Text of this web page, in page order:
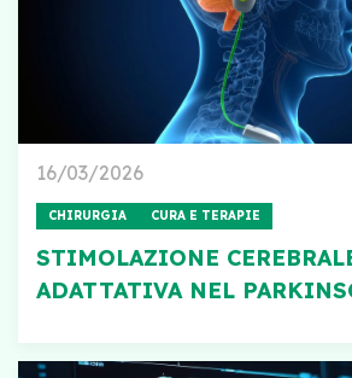
16/03/2026
CHIRURGIA CURA E TERAPIE
STIMOLAZIONE
ADATTATIVA NEL